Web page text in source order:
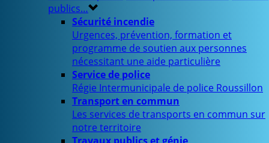
publics…
Sécurité incendie
Urgences, prévention, formation et
programme de soutien aux personnes
nécessitant une aide particulière
Service de police
Régie Intermunicipale de police Roussillon
Transport en commun
Les services de transports en commun sur
notre territoire